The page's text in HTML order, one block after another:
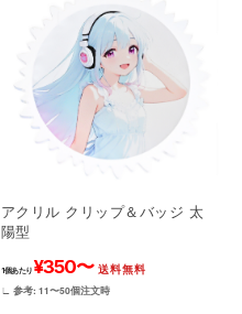
アクリル クリップ＆バッジ 太
陽型
1個あたり ¥350〜 送料無料
∟ 参考: 11〜50個注文時